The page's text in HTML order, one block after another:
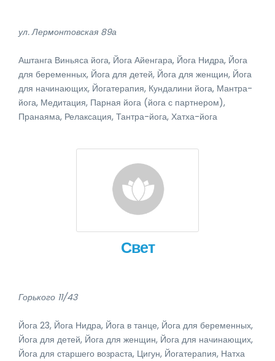
ул. Лермонтовская 89а
Аштанга Виньяса йога, Йога Айенгара, Йога Нидра, Йога
для беременных, Йога для детей, Йога для женщин, Йога
для начинающих, Йогатерапия, Кундалини йога, Мантра-
йога, Медитация, Парная йога (йога с партнером),
Пранаяма, Релаксация, Тантра-йога, Хатха-йога
Свет
Горького 11/43
Йога 23, Йога Нидра, Йога в танце, Йога для беременных,
Йога для детей, Йога для женщин, Йога для начинающих,
Йога для старшего возраста, Цигун, Йогатерапия, Натха